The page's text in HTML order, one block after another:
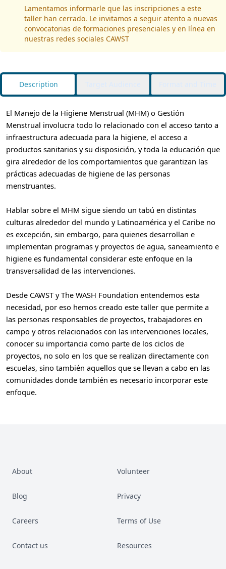
Lamentamos informarle que las inscripciones a este
taller han cerrado. Le invitamos a seguir atento a nuevas
convocatorias de formaciones presenciales y en línea en
nuestras redes sociales CAWST
Description
El Manejo de la Higiene Menstrual (MHM) o Gestión
Menstrual involucra todo lo relacionado con el acceso tanto a
infraestructura adecuada para la higiene, el acceso a
productos sanitarios y su disposición, y toda la educación que
gira alrededor de los comportamientos que garantizan las
prácticas adecuadas de higiene de las personas
menstruantes.
Hablar sobre el MHM sigue siendo un tabú en distintas
culturas alrededor del mundo y Latinoamérica y el Caribe no
es excepción, sin embargo, para quienes desarrollan e
implementan programas y proyectos de agua, saneamiento e
higiene es fundamental considerar este enfoque en la
transversalidad de las intervenciones.
Desde CAWST y The WASH Foundation entendemos esta
necesidad, por eso hemos creado este taller que permite a
las personas responsables de proyectos, trabajadores en
campo y otros relacionados con las intervenciones locales,
conocer su importancia como parte de los ciclos de
proyectos, no solo en los que se realizan directamente con
escuelas, sino también aquellos que se llevan a cabo en las
comunidades donde también es necesario incorporar este
enfoque.
About
Blog
Careers
Contact us
Volunteer
Privacy
Terms of Use
Resources